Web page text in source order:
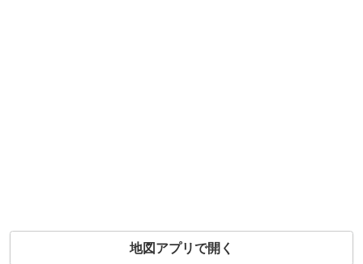
地図アプリで開く